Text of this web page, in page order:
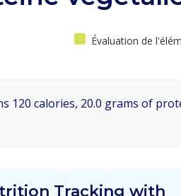
Évaluation de
120 calories, 20.0 grams of
Tracking with